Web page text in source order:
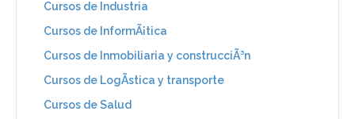
Cursos de Industria
Cursos de InformÃ¡tica
Cursos de Inmobiliaria y construcciÃ³n
Cursos de LogÃ­stica y transporte
Cursos de Salud